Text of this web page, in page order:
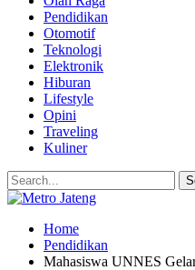
Pendidikan
Otomotif
Teknologi
Elektronik
Hiburan
Lifestyle
Opini
Traveling
Kuliner
Home
Pendidikan
Mahasiswa UNNES